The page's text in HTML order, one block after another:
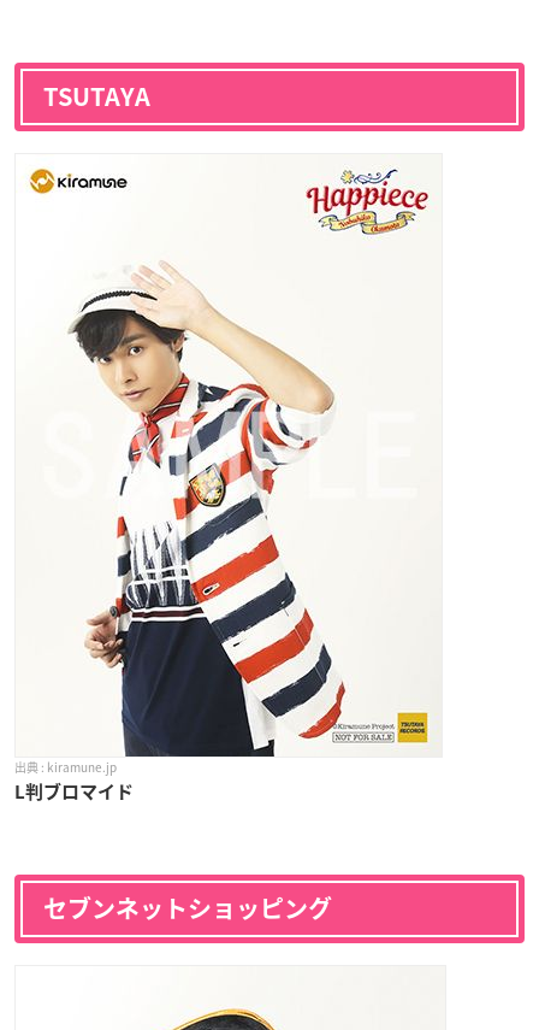
TSUTAYA
kiramune.jp
L判ブロマイド
セブンネットショッピング